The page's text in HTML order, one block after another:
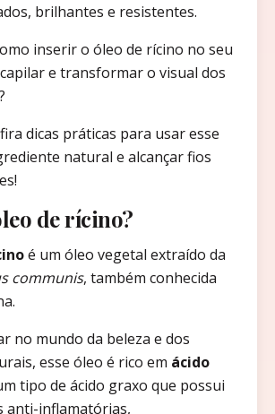
brilhantes e resistentes.
inserir o óleo de rícino no seu
e transformar o visual dos
dicas práticas para usar esse
natural e alcançar fios
de rícino?
é um óleo vegetal extraído da
communis, também conhecida
no mundo da beleza e dos
esse óleo é rico em ácido
tipo de ácido graxo que possui
anti-inflamatórias,